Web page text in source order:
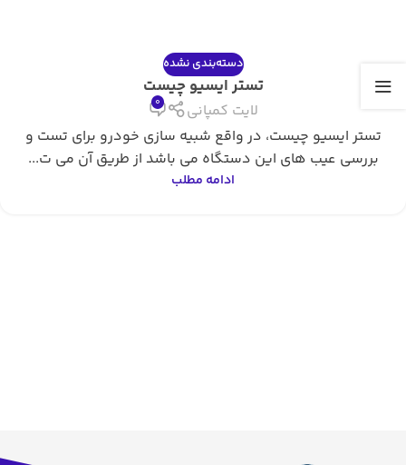
دسته‌بندی نشده
تستر ایسیو چیست
لایت کمپانی 0
تستر ایسیو چیست، در واقع شبیه سازی خودرو برای تست و
بررسی عیب های این دستگاه می باشد از طریق آن می ت...
ادامه مطلب